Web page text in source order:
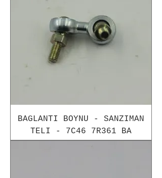
BAGLANTI BOYNU - SANZIMAN
TELI - 7C46 7R361 BA